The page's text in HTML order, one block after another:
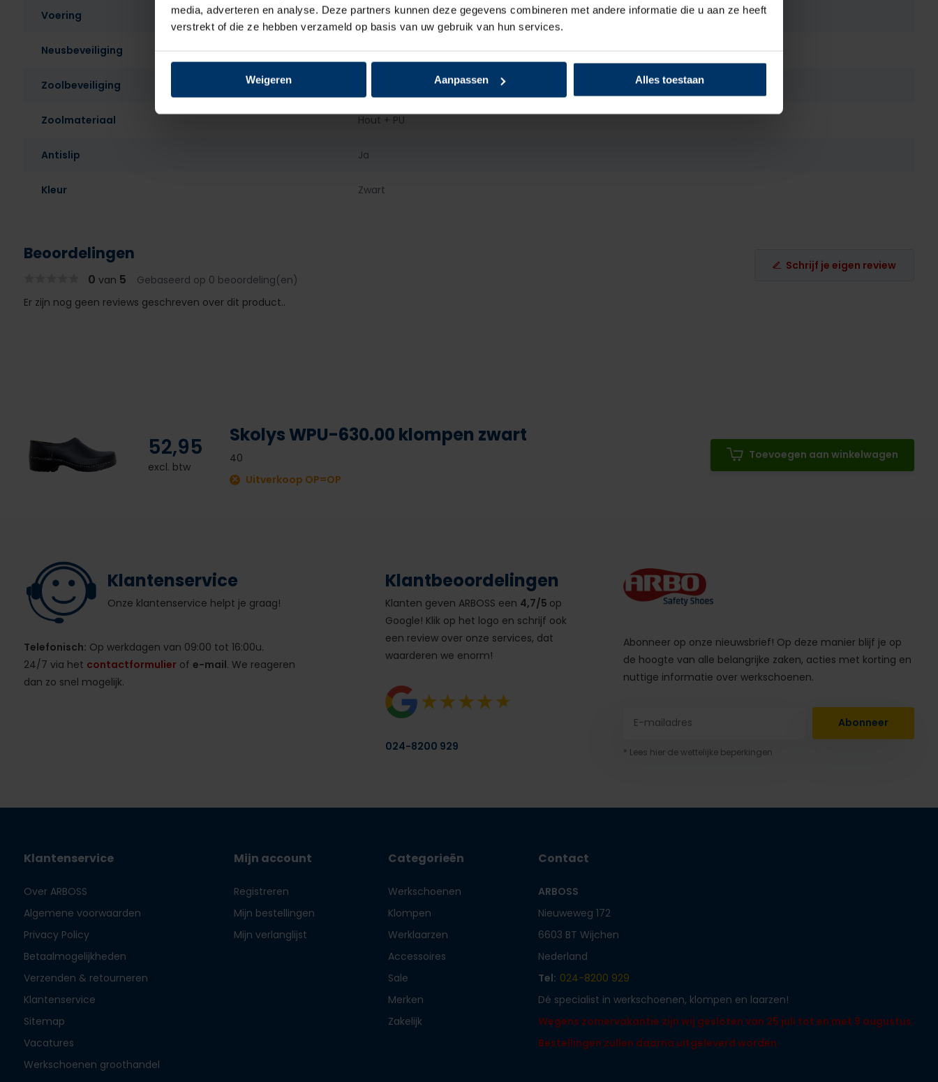
media, adverteren en analyse. Deze partners kunnen deze gegevens combineren met andere informatie die u aan ze heeft
verstrekt of die ze hebben verzameld op basis van uw gebruik van hun services.
Weigeren Aanpassen Alles toestaan
Voering Leder
Neusbeveiliging Geen
Zoolbeveiliging
Zoolmateriaal Hout + PU
Antislip Ja
Kleur Zwart
Beoordelingen
0 van 5 Gebaseerd op 0 beoordeling(en)
Schrijf je eigen review
Er zijn nog geen reviews geschreven over dit product..
52,95
excl. btw
Skolys WPU-630.00 klompen zwart
40
Uitverkoop OP=OP
Toevoegen aan winkelwagen
Klantenservice
Onze klantenservice helpt je graag!
Telefonisch: Op werkdagen van 09:00 tot 16:00u.
24/7 via het contactformulierof e-mail. We reageren
dan zo snel mogelijk.
Klantbeoordelingen
Klanten geven ARBOSS een 4,7/5 op
Google! Klik op het logo en schrijf ook
een review over onze services, dat
waarderen we enorm!
024-8200 929
Abonneer op onze nieuwsbrief! Op deze manier blijf je op
de hoogte van alle belangrijke zaken, acties met korting en
nuttige informatie over werkschoenen.
Abonneer
* Lees hier de wettelijke beperkingen
Klantenservice
Over ARBOSS
Algemene voorwaarden
Privacy Policy
Betaalmogelijkheden
Verzenden & retourneren
Klantenservice
Sitemap
Vacatures
Werkschoenen groothandel
Mijn account
Registreren
Mijn bestellingen
Mijn verlanglijst
Categorieën
Werkschoenen
Klompen
Werklaarzen
Accessoires
Sale
Merken
Zakelijk
Contact
ARBOSS
Nieuweweg 172
6603 BT Wijchen
Nederland
Tel: 024-8200 929
Dé specialist in werkschoenen, klompen en laarzen!
Wegens zomervakantie zijn wij gesloten van 25 juli tot en met 9 augustus.
Bestellingen zullen daarna uitgeleverd worden.